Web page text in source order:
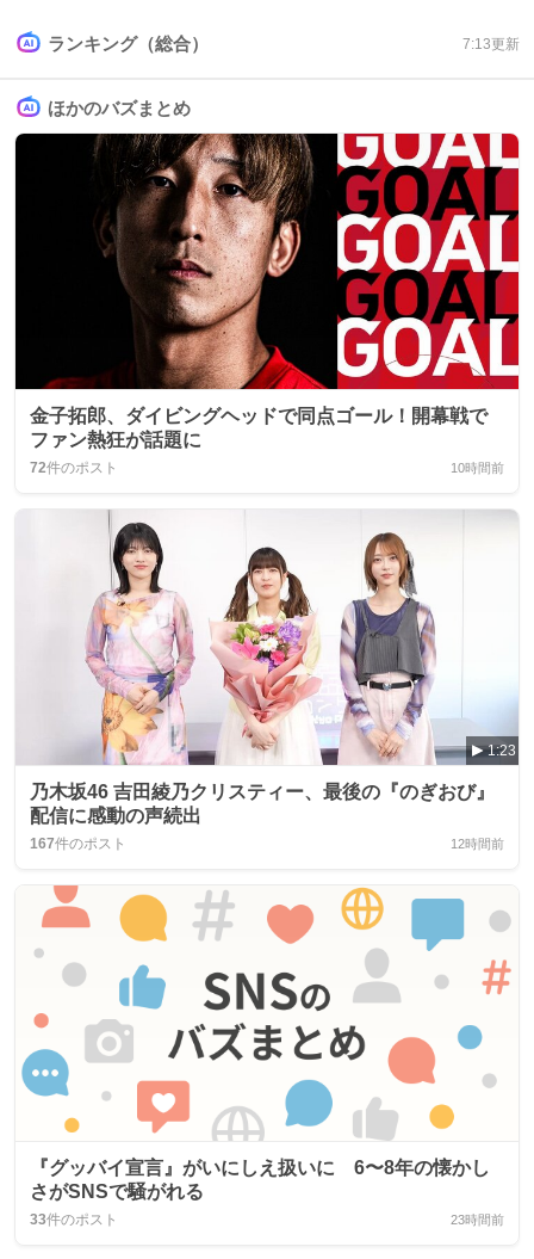
ランキング（総合） 7:13更新
ほかのバズまとめ
金子拓郎、ダイビングヘッドで同点ゴール！開幕戦で
ファン熱狂が話題に
72件のポスト 10時間前
1:23
乃木坂46 吉田綾乃クリスティー、最後の『のぎおび』
配信に感動の声続出
167件のポスト 12時間前
『グッバイ宣言』がいにしえ扱いに 6〜8年の懐かし
さがSNSで騒がれる
33件のポスト 23時間前